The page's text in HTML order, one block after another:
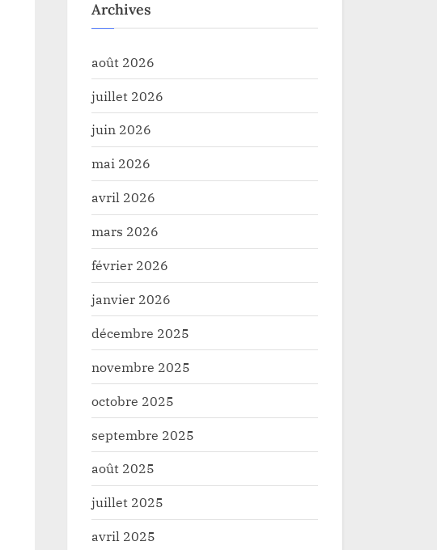
Archives
août 2026
juillet 2026
juin 2026
mai 2026
avril 2026
mars 2026
février 2026
janvier 2026
décembre 2025
novembre 2025
octobre 2025
septembre 2025
août 2025
juillet 2025
avril 2025